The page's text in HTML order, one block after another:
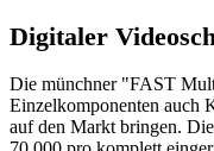
Digitaler
Die münchner "FAST
Einzelkomponenten auch
auf den Markt bringen.